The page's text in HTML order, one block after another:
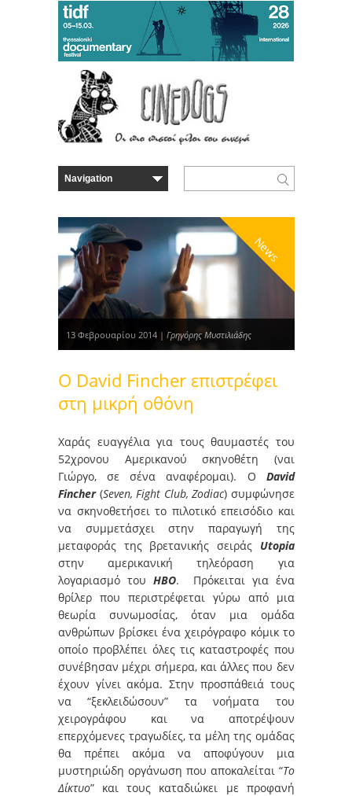
News
13 Φεβρουαρίου 2014 | Γρηγόρης Μυστιλιάδης
Ο David Fincher επιστρέφει
στη μικρή οθόνη
Χαράς ευαγγέλια για τους θαυμαστές του
52χρονου Αμερικανού σκηνοθέτη (ναι
Γιώργο, σε σένα αναφέρομαι). Ο David
Fincher(Seven, Fight Club, Zodiac) συμφώνησε
να σκηνοθετήσει το πιλοτικό επεισόδιο και
να συμμετάσχει στην παραγωγή της
μεταφοράς της βρετανικής σειράς Utopia
στην αμερικανική τηλεόραση για
λογαριασμό του HBO. Πρόκειται για ένα
θρίλερ που περιστρέφεται γύρω από μια
θεωρία συνωμοσίας, όταν μια ομάδα
ανθρώπων βρίσκει ένα χειρόγραφο κόμικ το
οποίο προβλέπει όλες τις καταστροφές που
συνέβησαν μέχρι σήμερα, και άλλες που δεν
έχουν γίνει ακόμα. Στην προσπάθειά τους
να “ξεκλειδώσουν” τα νοήματα του
χειρογράφου και να αποτρέψουν
επερχόμενες τραγωδίες, τα μέλη της ομάδας
θα πρέπει ακόμα να αποφύγουν μια
μυστηριώδη οργάνωση που αποκαλείται “Το
Δίκτυο” και τους καταδιώκει με προφανή